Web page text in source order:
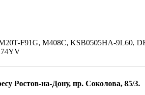
F91G, M408C, KSB0505HA-9L60,
Ростов-на-Дону, пр. Соколова, 85/3.